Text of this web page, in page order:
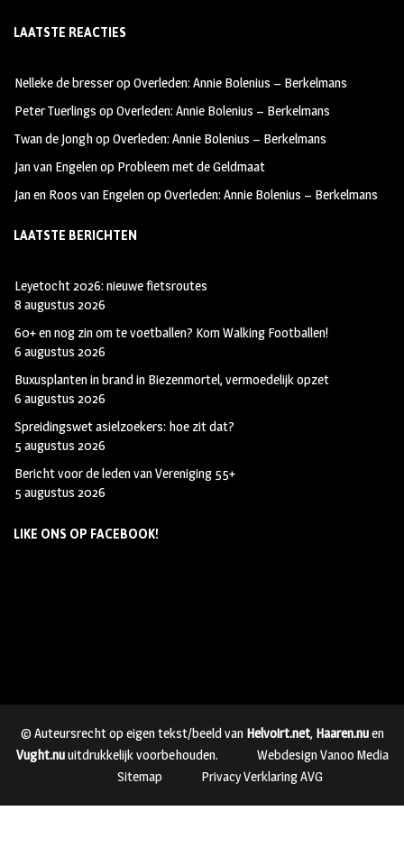
b
oo
k
ag
m
tt
LAATSTE REACTIES
Nelleke de bresseropOverleden: Annie Bolenius – Berkelmans
Peter Tuerlings opOverleden: Annie Bolenius – Berkelmans
Twan de JonghopOverleden: Annie Bolenius – Berkelmans
Jan van Engelenop Probleem met de Geldmaat
Jan en Roos van EngelenopOverleden: Annie Bolenius – Berkelmans
LAATSTE BERICHTEN
Leyetocht 2026: nieuwe fietsroutes
8 augustus 2026
60+ en nog zin om te voetballen? Kom Walking Footballen!
6 augustus 2026
Buxusplanten in brand in Biezenmortel, vermoedelijk opzet
6 augustus 2026
Spreidingswet asielzoekers: hoe zit dat?
5 augustus 2026
Bericht voor de leden van Vereniging 55+
5 augustus 2026
LIKE ONS OP FACEBOOK!
© Auteursrecht op eigen tekst/beeld van Helvoirt.net, Haaren.nuen
Vught.nuuitdrukkelijk voorbehouden.
Webdesign Vanoo Media
Sitemap
Privacy Verklaring AVG